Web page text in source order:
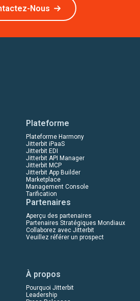
Nous
Plateforme
Plateforme Harmony
Jitterbit iPaaS
Jitterbit EDI
Jitterbit API Manager
Jitterbit MCP
Jitterbit App Builder
Marketplace
Management Console
Tarification
Partenaires
Aperçu des partenaires
Partenaires Stratégiques Mondiaux
Collaborez avec Jitterbit
Veuillez référer un prospect
À propos
Pourquoi Jitterbit
Leadership